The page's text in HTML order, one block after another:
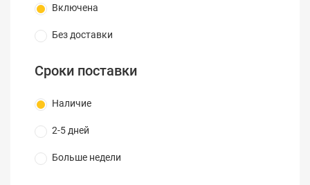
Включена
Без доставки
Сроки поставки
Наличие
2-5 дней
Больше недели